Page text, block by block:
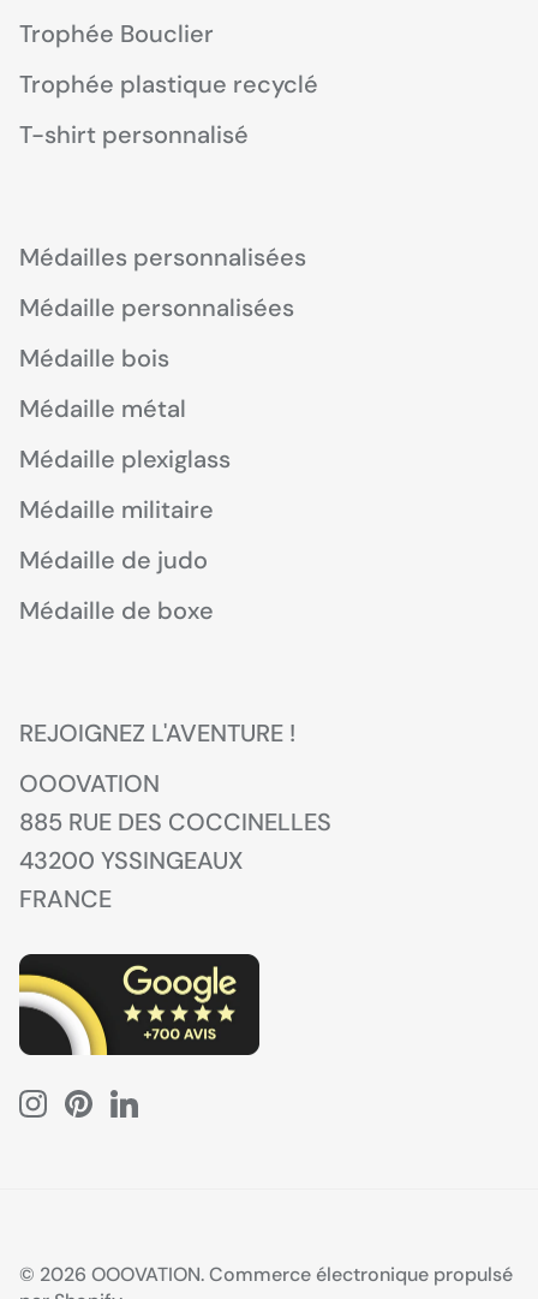
Trophée Bouclier
Trophée plastique recyclé
T-shirt personnalisé
Médailles personnalisées
Médaille personnalisées
Médaille bois
Médaille métal
Médaille plexiglass
Médaille militaire
Médaille de judo
Médaille de boxe
REJOIGNEZ L'AVENTURE !
OOOVATION
885 RUE DES COCCINELLES
43200 YSSINGEAUX
FRANCE
© 2026 OOOVATION.Commerce électronique propulsé